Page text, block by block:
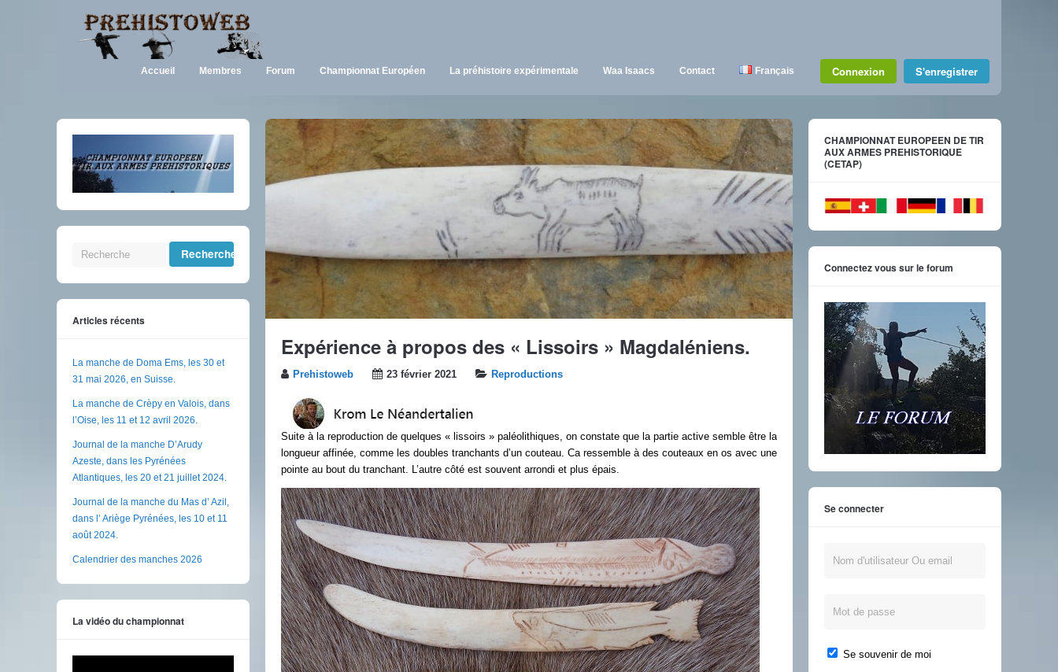
Accueil Membres Forum Championnat Européen La préhistoire expérimentale Waa Isaacs Contact Français Connexion S'enregistrer
Expérience à propos des « Lissoirs » Magdaléniens.
Prehistoweb 23 février 2021 Reproductions
Suite à la reproduction de quelques « lissoirs » paléolithiques, on constate que la partie active semble être la
longueur affinée, comme les doubles tranchants d’un couteau. Ca ressemble à des couteaux en os avec une
pointe au bout du tranchant. L’autre côté est souvent arrondi et plus épais.
Articles récents
La manche de Doma Ems, les 30 et
31 mai 2026, en Suisse.
La manche de Crèpy en Valois, dans
l’Oise, les 11 et 12 avril 2026.
Journal de la manche D’Arudy
Azeste, dans les Pyrénées
Atlantiques, les 20 et 21 juillet 2024.
Journal de la manche du Mas d’ Azil,
dans l’ Ariège Pyrénées, les 10 et 11
août 2024.
Calendrier des manches 2026
La vidéo du championnat
CHAMPIONNAT EUROPEEN DE TIR
AUX ARMES PREHISTORIQUE
(CETAP)
Connectez vous sur le forum
Se connecter
Se souvenir de moi